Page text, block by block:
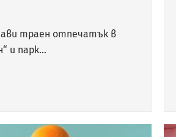
траен отпечатък в
и парк…